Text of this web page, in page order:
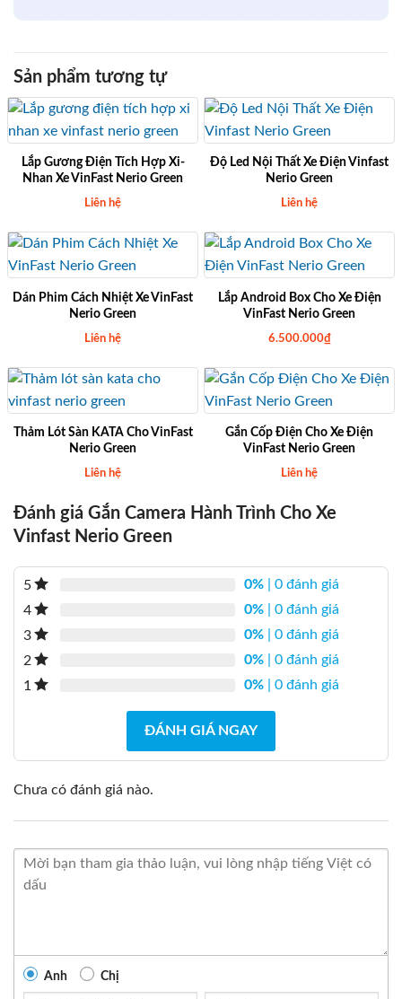
Sản phẩm tương tự
Lắp Gương Điện Tích Hợp Xi-
Nhan Xe VinFast Nerio Green
Liên hệ
Độ Led Nội Thất Xe Điện Vinfast
Nerio Green
Liên hệ
Dán Phim Cách Nhiệt Xe VinFast
Nerio Green
Liên hệ
Lắp Android Box Cho Xe Điện
VinFast Nerio Green
6.500.000₫
Thảm Lót Sàn KATA Cho VinFast
Nerio Green
Liên hệ
Gắn Cốp Điện Cho Xe Điện
VinFast Nerio Green
Liên hệ
Đánh giá Gắn Camera Hành Trình Cho Xe
Vinfast Nerio Green
5 0% | 0 đánh giá
4
0% | 0 đánh giá
3
0% | 0 đánh giá
2
0% | 0 đánh giá
1
0% | 0 đánh giá
ĐÁNH GIÁ NGAY
Chưa có đánh giá nào.
Anh Chị